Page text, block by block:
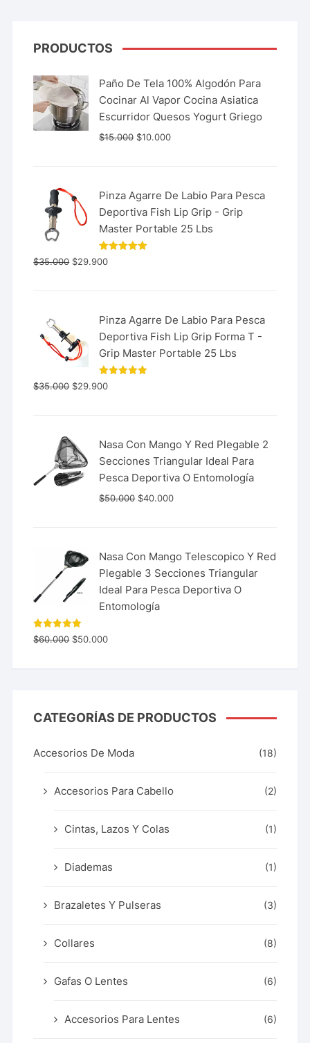
PRODUCTOS
Paño De Tela 100% Algodón Para
Cocinar Al Vapor Cocina Asiatica
Escurridor Quesos Yogurt Griego
$15.000 $10.000
Pinza Agarre De Labio Para Pesca
Deportiva Fish Lip Grip - Grip
Master Portable 25 Lbs
Valorado
con
$35.000 $29.900
Pinza Agarre De Labio Para Pesca
Deportiva Fish Lip Grip Forma T -
Grip Master Portable 25 Lbs
Valorado
con
$35.000 $29.900
Nasa Con Mango Y Red Plegable 2
Secciones Triangular Ideal Para
Pesca Deportiva O Entomología
$50.000 $40.000
Nasa Con Mango Telescopico Y Red
Plegable 3 Secciones Triangular
Ideal Para Pesca Deportiva O
Entomología
Valorado
con 5.00
$60.000 $50.000
CATEGORÍAS DE PRODUCTOS
Accesorios De Moda (18)
Accesorios Para Cabello (2)
Cintas, Lazos Y Colas (1)
Diademas (1)
Brazaletes Y Pulseras (3)
Collares (8)
Gafas O Lentes (6)
Accesorios Para Lentes (6)